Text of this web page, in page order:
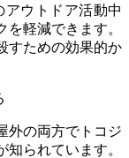
アウトドア活動中
軽減できます。
すための効果的か
外の両方でトコジ
られています。